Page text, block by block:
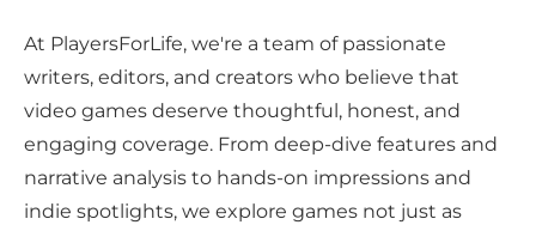
At PlayersForLife, we're a team of passionate
writers, editors, and creators who believe that
video games deserve thoughtful, honest, and
engaging coverage. From deep-dive features and
narrative analysis to hands-on impressions and
indie spotlights, we explore games not just as